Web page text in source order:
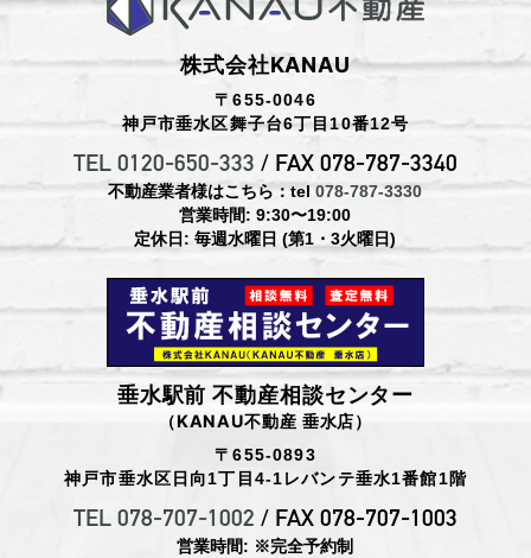
株式会社KANAU
〒655-0046
神戸市垂水区舞子台6丁目10番12号
TEL 0120-650-333 / FAX 078-787-3340
不動産業者様はこちら：tel078-787-3330
営業時間: 9:30〜19:00
定休日: 毎週水曜日 (第1・3火曜日)
垂水駅前 不動産相談センター
（KANAU不動産 垂水店）
〒655-0893
神戸市垂水区日向1丁目4-1レバンテ垂水1番館1階
TEL 078-707-1002 / FAX 078-707-1003
営業時間: ※完全予約制